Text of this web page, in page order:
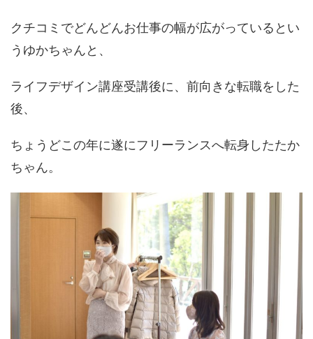
クチコミでどんどんお仕事の幅が広がっているとい
うゆかちゃんと、
ライフデザイン講座受講後に、前向きな転職をした
後、
ちょうどこの年に遂にフリーランスへ転身したたか
ちゃん。